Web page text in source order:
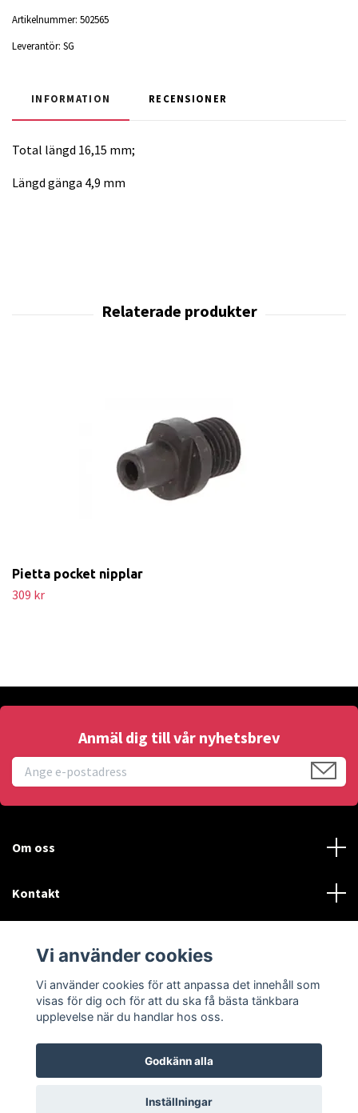
Artikelnummer: 502565
Leverantör: SG
INFORMATION RECENSIONER
Total längd 16,15 mm;
Längd gänga 4,9 mm
Pietta pocket nipplar
309 kr
Anmäl dig till vår nyhetsbrev
Om oss
Kontakt
Sociala medier
© 2026 Blackpowder.se
Vi använder cookies
Vi använder cookies för att anpassa det innehåll som
visas för dig och för att du ska få bästa tänkbara
upplevelse när du handlar hos oss.
Godkänn alla
Inställningar